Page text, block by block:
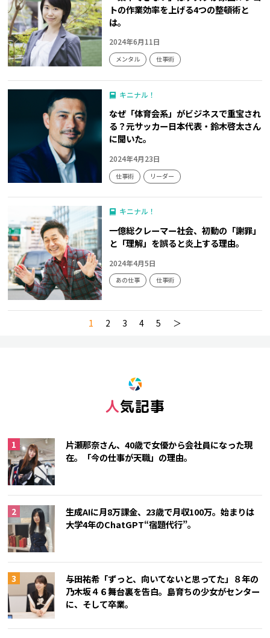
トの作業効率を上げる4つの整頓術と
は。
2024年6月11日
メンタル 仕事術
キニナル！
なぜ「体育会系」がビジネスで重宝され
る？元サッカー日本代表・鈴木啓太さん
に聞いた。
2024年4月23日
仕事術 リーダー
キニナル！
一億総クレーマー社会、初動の「謝罪」
と「理解」を誤ると炎上する理由。
2024年4月5日
あの仕事 仕事術
1 2 3 4 5 ＞
人気記事
片瀬那奈さん、40歳で女優から会社員になった現
在。「今の仕事が天職」の理由。
生成AIに月8万課金、23歳で月収100万。始まりは
大学4年のChatGPT“宿題代行”。
与田祐希「ずっと、向いてないと思ってた」８年の
乃木坂４６舞台裏を告白。島育ちの少女がセンター
に、そして卒業。